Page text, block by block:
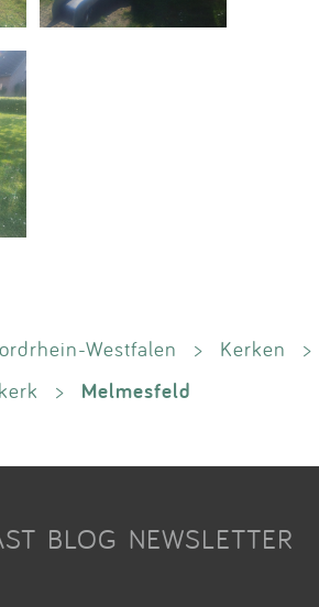
Westfalen > Kerken
>
> Melmesfeld
BLOG NEWSLETTER